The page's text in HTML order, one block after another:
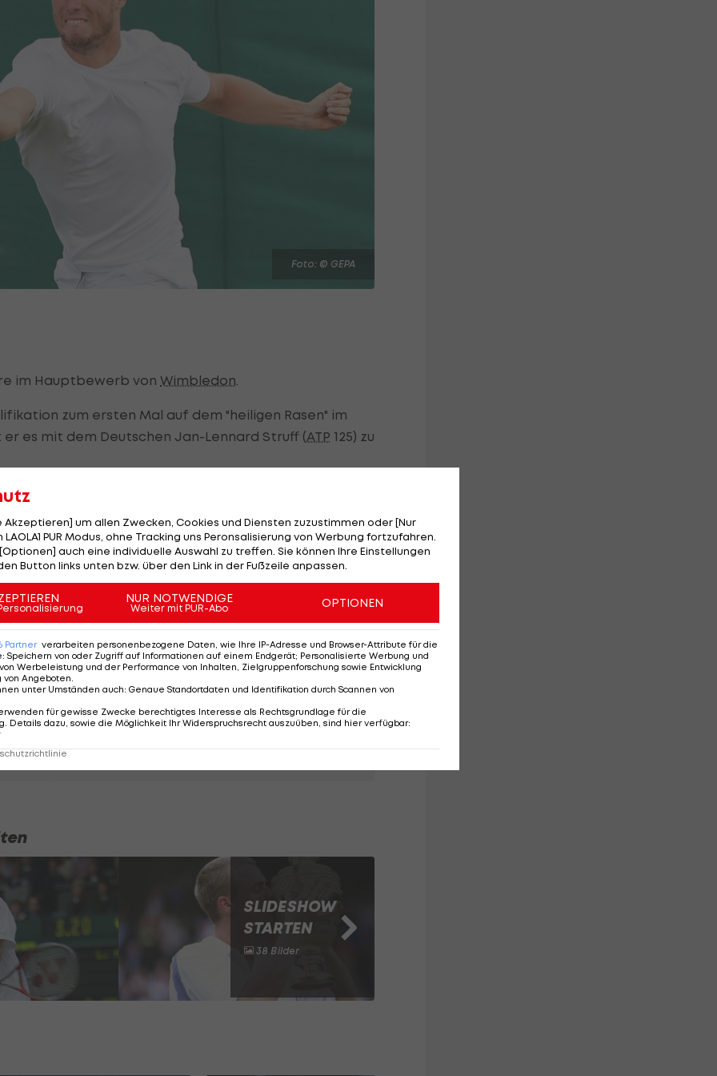
Foto: © GEPA
im Hauptbewerb von Wimbledon.
zum ersten Mal auf dem "heiligen Rasen" im
es mit dem Deutschen Jan-Lennard Struff (ATP 125) zu
12 Uhr auf dem Court Nummer acht (nicht vor 14:20
befindet sich aktuell im Hoch, hat acht Matches in
auf Platz 104.
Dieser hat im gesamten Jahr 2025 erst fünf
High als 21. (2023) weit entfernt.
Alcaraz vor
Wimbledon: "Ich
will diese
Trophäe wieder
haben"
SLIDESHOW
STARTEN
38 Bilder
Akzeptieren] um allen Zwecken, Cookies und Diensten zuzustimmen oder [Nur
PUR Modus, ohne Tracking uns Peronsalisierung von Werbung fortzufahren.
auch eine individuelle Auswahl zu treffen. Sie können Ihre Einstellungen
Button links unten bzw. über den Link in der Fußzeile anpassen.
NUR NOTWENDIGE
Weiter mit PUR-Abo OPTIONEN
Partner verarbeiten personenbezogene Daten, wie Ihre IP-Adresse und Browser-Attribute für die
: Speichern von oder Zugriff auf Informationen auf einem Endgerät; Personalisierte Werbung und
Werbeleistung und der Performance von Inhalten, Zielgruppenforschung sowie Entwicklung
von Angeboten.
unter Umständen auch: Genaue Standortdaten und Identifikation durch Scannen von
für gewisse Zwecke berechtigtes Interesse als Rechtsgrundlage für die
Details dazu, sowie die Möglichkeit Ihr Widerspruchsrecht auszuüben, sind hier verfügbar: